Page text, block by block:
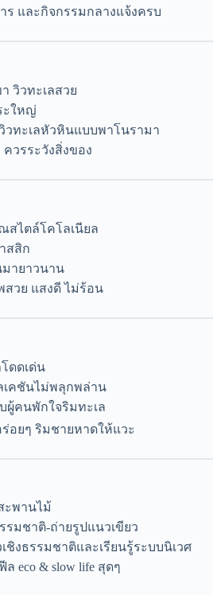
ร และกิจกรรมกลางแจ้งครบ
วิวทะเลสวย
ะใหญ่
ทะเลหัวหินแบบพาโนรามา
ควรระวังสิ่งของ
สไตล์โคโลเนียล
สสิก
ายาวนาน
สวย แสงดี ไม่ร้อน
โดดเด่น
เคชันไม่พลุกพล่าน
คนพักใจริมทะเล
อยๆ ริมชายหาดให้แวะ
ะพานไม้
รมชาติ-ถ่ายรูปแนวเขียว
ชิงธรรมชาติและเรียนรู้ระบบนิเวศ
eco & slow life สุดๆ